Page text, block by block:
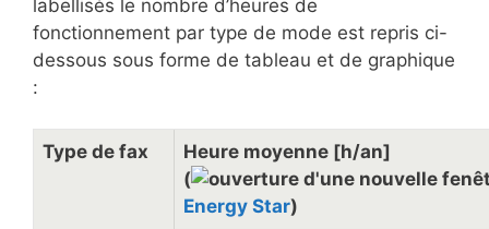
labellisés le nombre d’heures de
fonctionnement par type de mode est repris ci-
dessous sous forme de tableau et de graphique
:
Type de fax
Heure moyenne [h/an]
(
Energy Star)